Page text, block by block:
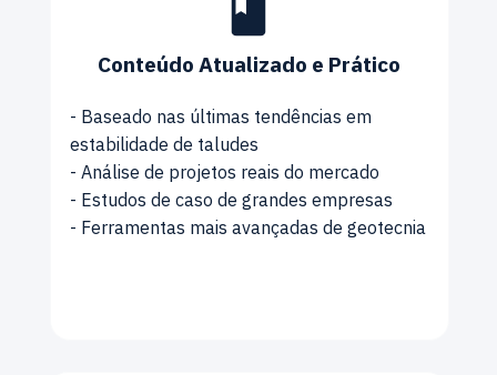
Conteúdo Atualizado e Prático
- Baseado nas últimas tendências em
estabilidade de taludes
- Análise de projetos reais do mercado
- Estudos de caso de grandes empresas
- Ferramentas mais avançadas de geotecnia